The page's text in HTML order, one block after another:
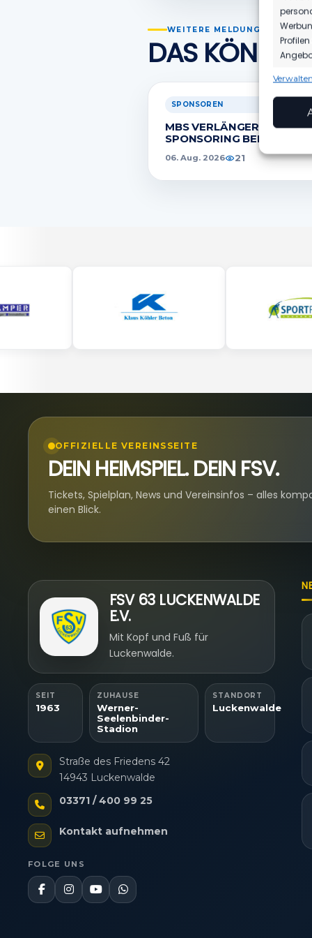
WEITERE MELDUNGEN
DAS KÖNNTE
SPONSOREN
MBS VERLÄNGERT SEIN
SPONSORING BEIM FSV
06. Aug. 2026 21
OFFIZIELLE VEREINSSEITE
DEIN HEIMSPIEL. DEIN FSV.
Tickets, Spielplan, News und Vereinsinfos – alles
einen Blick.
FSV 63 LUCKENWALDE
E.V.
Mit Kopf und Fuß für
Luckenwalde.
SEIT
1963
ZUHAUSE
Werner-
Seelenbinder-
Stadion
STANDORT
Luckenwalde
Straße des Friedens 42
14943 Luckenwalde
03371 / 400 99 25
Kontakt aufnehmen
FOLGE UNS